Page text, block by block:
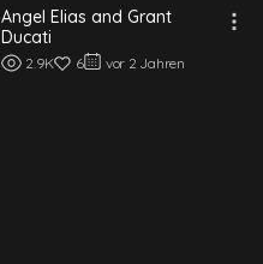
Angel Elias and Grant
Ducati
2.9K 6 vor 2 Jahren